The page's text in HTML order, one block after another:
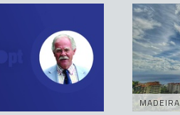
MADEIRA